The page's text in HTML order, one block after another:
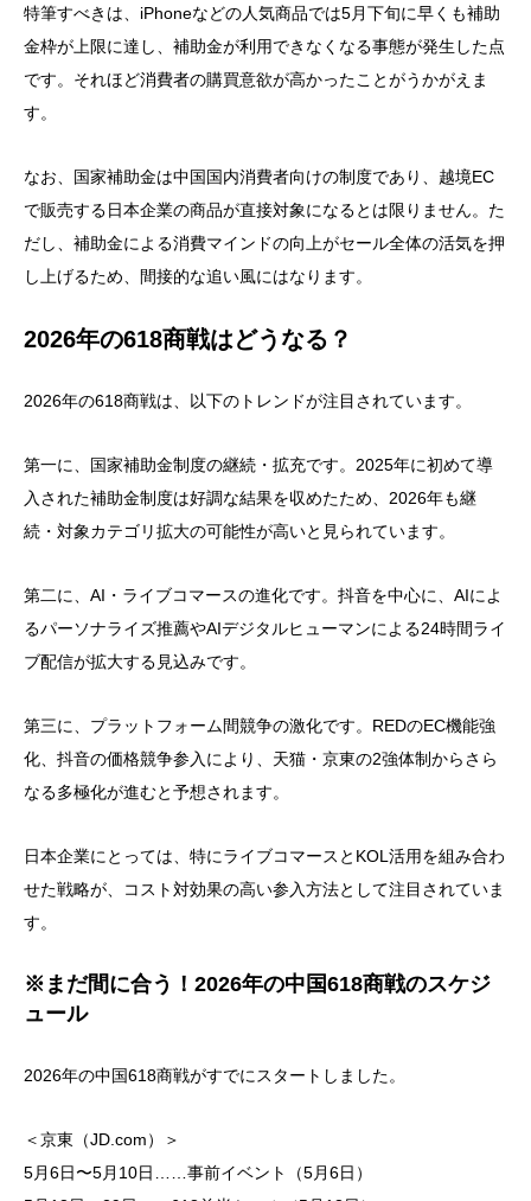
特筆すべきは、iPhoneなどの人気商品では5月下旬に早くも補助
金枠が上限に達し、補助金が利用できなくなる事態が発生した点
です。それほど消費者の購買意欲が高かったことがうかがえま
す。
なお、国家補助金は中国国内消費者向けの制度であり、越境EC
で販売する日本企業の商品が直接対象になるとは限りません。た
だし、補助金による消費マインドの向上がセール全体の活気を押
し上げるため、間接的な追い風にはなります。
2026年の618商戦はどうなる？
2026年の618商戦は、以下のトレンドが注目されています。
第一に、国家補助金制度の継続・拡充です。2025年に初めて導
入された補助金制度は好調な結果を収めたため、2026年も継
続・対象カテゴリ拡大の可能性が高いと見られています。
第二に、AI・ライブコマースの進化です。抖音を中心に、AIによ
るパーソナライズ推薦やAIデジタルヒューマンによる24時間ライ
ブ配信が拡大する見込みです。
第三に、プラットフォーム間競争の激化です。REDのEC機能強
化、抖音の価格競争参入により、天猫・京東の2強体制からさら
なる多極化が進むと予想されます。
日本企業にとっては、特にライブコマースとKOL活用を組み合わ
せた戦略が、コスト対効果の高い参入方法として注目されていま
す。
※まだ間に合う！2026年の中国618商戦のスケジ
ュール
2026年の中国618商戦がすでにスタートしました。
＜京東（JD.com）＞
5月6日〜5月10日……事前イベント（5月6日）